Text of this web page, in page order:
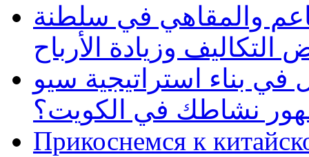
والمقاهي في سلطنة
وزيادة الأرباح
بناء استراتيجية سيو
نشاطك في الكويت؟
Прикоснемся к